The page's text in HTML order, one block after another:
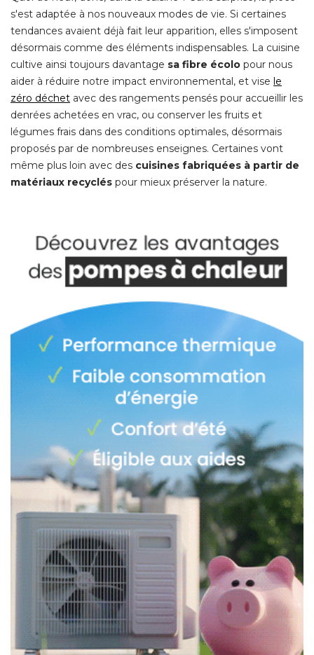
s'est adaptée à nos nouveaux modes de vie. Si certaines
tendances avaient déjà fait leur apparition, elles s'imposent
désormais comme des éléments indispensables. La cuisine
cultive ainsi toujours davantage sa fibre écolo pour nous
aider à réduire notre impact environnemental, et vise le
zéro déchet avec des rangements pensés pour accueillir les
denrées achetées en vrac, ou conserver les fruits et
légumes frais dans des conditions optimales, désormais
proposés par de nombreuses enseignes. Certaines vont
même plus loin avec des cuisines fabriquées à partir de
matériaux recyclés pour mieux préserver la nature.